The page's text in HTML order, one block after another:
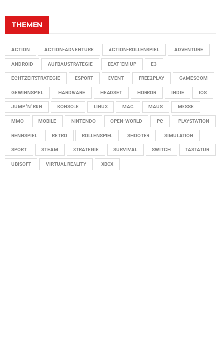
THEMEN
ACTION ACTION-ADVENTURE ACTION-ROLLENSPIEL ADVENTURE
ANDROID AUFBAUSTRATEGIE BEAT 'EM UP E3
ECHTZEITSTRATEGIE ESPORT EVENT FREE2PLAY GAMESCOM
GEWINNSPIEL HARDWARE HEADSET HORROR INDIE IOS
JUMP 'N' RUN KONSOLE LINUX MAC MAUS MESSE
MMO MOBILE NINTENDO OPEN-WORLD PC PLAYSTATION
RENNSPIEL RETRO ROLLENSPIEL SHOOTER SIMULATION
SPORT STEAM STRATEGIE SURVIVAL SWITCH TASTATUR
UBISOFT VIRTUAL REALITY XBOX